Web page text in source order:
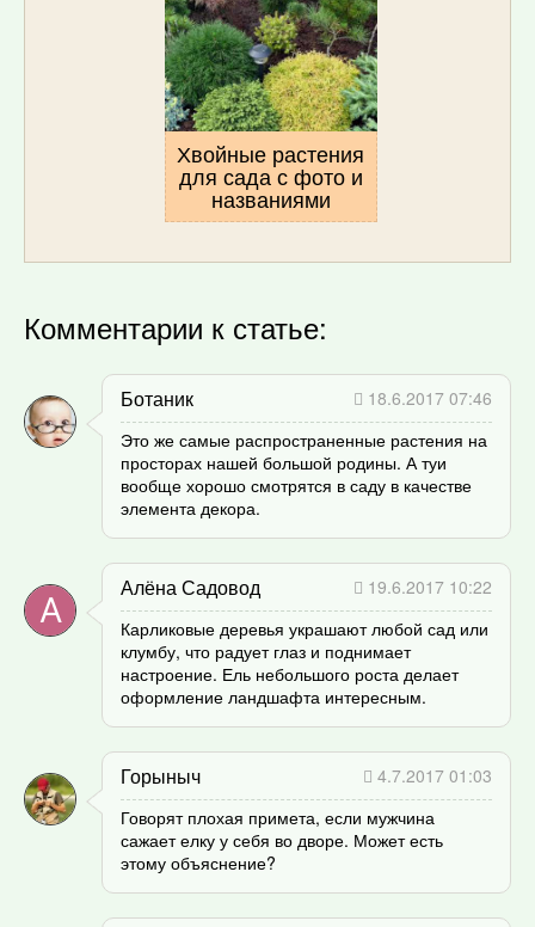
Хвойные растения
для сада с фото и
названиями
Комментарии к статье:
Ботаник
18.6.2017 07:46
Это же самые распространенные растения на
просторах нашей большой родины. А туи
вообще хорошо смотрятся в саду в качестве
элемента декора.
Алёна Садовод
19.6.2017 10:22
Карликовые деревья украшают любой сад или
клумбу, что радует глаз и поднимает
настроение. Ель небольшого роста делает
оформление ландшафта интересным.
Горыныч
4.7.2017 01:03
Говорят плохая примета, если мужчина
сажает елку у себя во дворе. Может есть
этому объяснение?